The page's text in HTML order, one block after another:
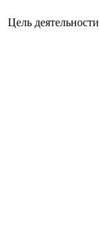
Цель деятельности